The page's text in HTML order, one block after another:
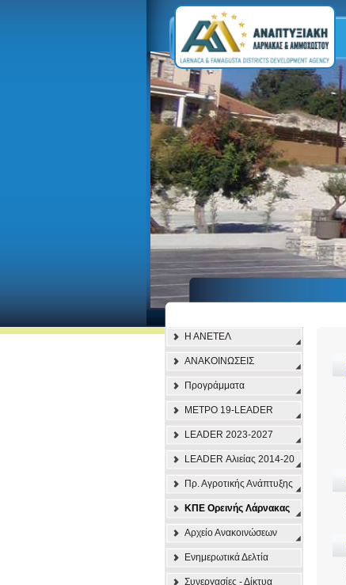
Η ΑΝΕΤΕΛ
ΑΝΑΚΟΙΝΩΣΕΙΣ
Προγράμματα
ΜΕΤΡΟ 19-LEADER
LEADER 2023-2027
LEADER Αλιείας 2014-20
Πρ. Αγροτικής Ανάπτυξης
ΚΠΕ Ορεινής Λάρνακας
Αρχείο Ανακοινώσεων
Ενημερωτικά Δελτία
Συνεργασίες - Δίκτυα